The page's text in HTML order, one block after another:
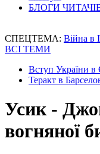
БЛОГИ
СПЕЦТЕМА: Війна в
ВСІ ТЕМИ
Вступ України
Теракт в
Усик -
вогняної